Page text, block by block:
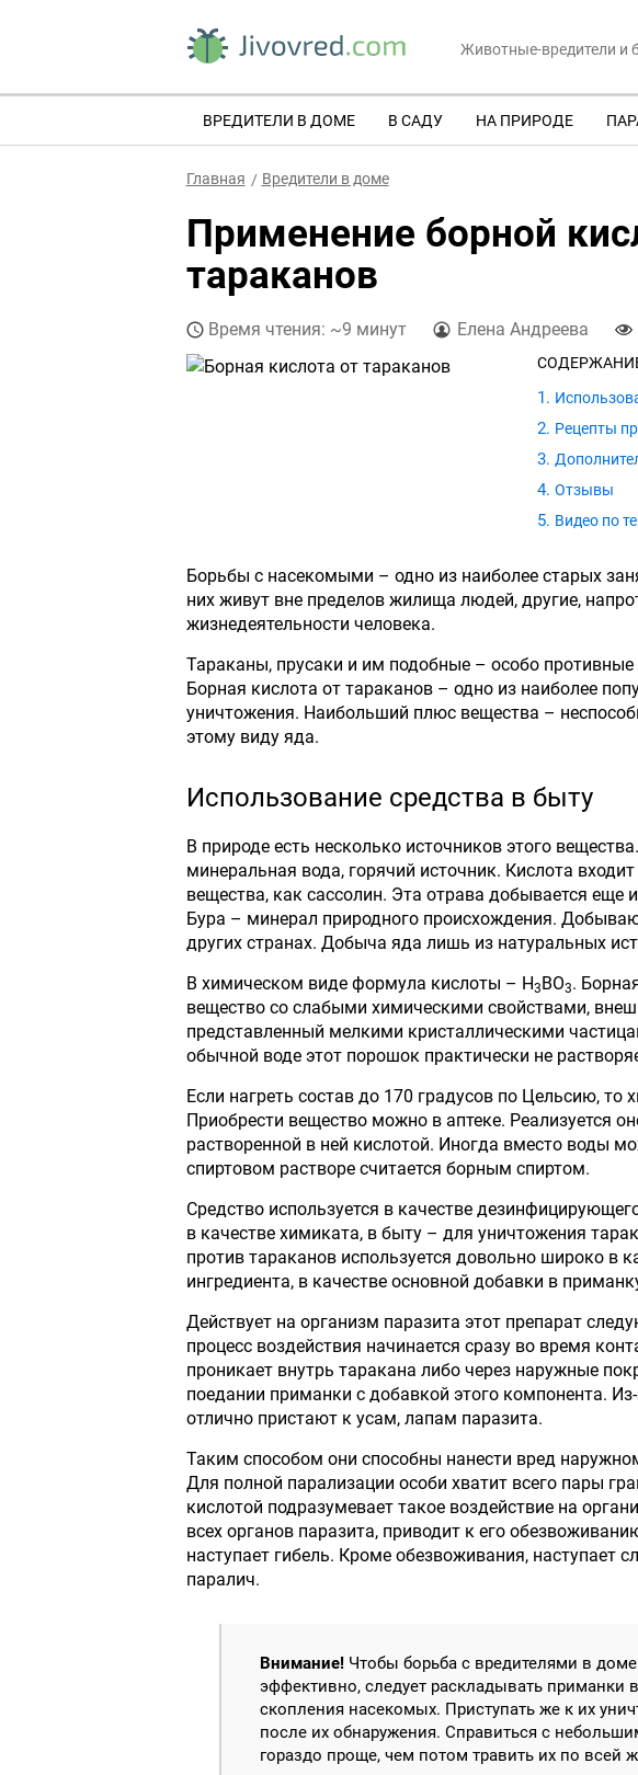
Животные-вредители и
ВРЕДИТЕЛИ В ДОМЕ В САДУ НА ПРИРОДЕ
Главная Вредители в доме
Применение борной
тараканов
Время чтения: ~9 минут Елена Андреева
Рецепты
Отзывы
Видео по
Борьбы с насекомыми – одно из наиболее старых
них живут вне пределов жилища людей, другие,
жизнедеятельности человека.
Тараканы, прусаки и им подобные – особо
Борная кислота от тараканов – одно из наиболее
уничтожения. Наибольший плюс вещества –
этому виду яда.
Использование средства в быту
В природе есть несколько источников этого
минеральная вода, горячий источник. Кислота
вещества, как сассолин. Эта отрава добывается еще
Бура – минерал природного происхождения.
других странах. Добыча яда лишь из натуральных
В химическом виде формула кислоты – Н3ВО3.
вещество со слабыми химическими свойствами,
представленный мелкими кристаллическими
обычной воде этот порошок практически не
Если нагреть состав до 170 градусов по Цельсию, то
Приобрести вещество можно в аптеке. Реализуется
растворенной в ней кислотой. Иногда вместо воды
спиртовом растворе считается борным спиртом.
Средство используется в качестве
в качестве химиката, в быту – для уничтожения
против тараканов используется довольно широко в
ингредиента, в качестве основной добавки в
Действует на организм паразита этот препарат
процесс воздействия начинается сразу во время
проникает внутрь таракана либо через наружные
поедании приманки с добавкой этого компонента.
отлично пристают к усам, лапам паразита.
Таким способом они способны нанести вред
Для полной парализации особи хватит всего пары
кислотой подразумевает такое воздействие на
всех органов паразита, приводит к его
наступает гибель. Кроме обезвоживания, наступает
паралич.
Внимание!Чтобы борьба с вредителями в
эффективно, следует раскладывать приманки
скопления насекомых. Приступать же к их
после их обнаружения. Справиться с
гораздо проще, чем потом травить их по всей